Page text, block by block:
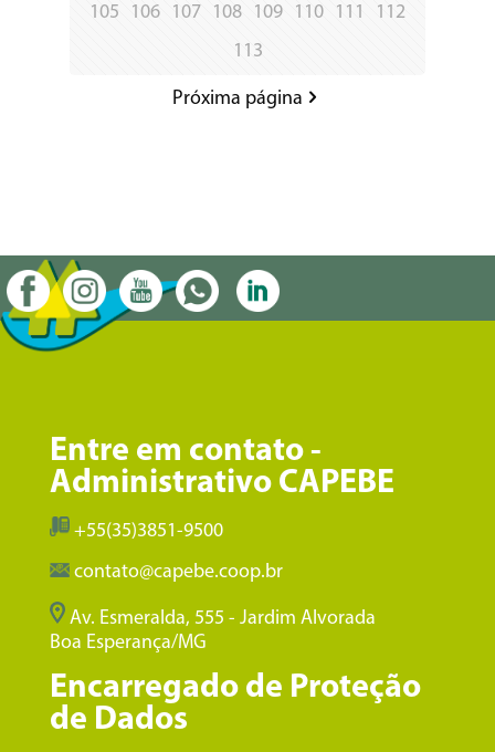
105
106 107 108 109 110 111
112
113
Próxima página
Entre em contato -
Administrativo CAPEBE
+55(35)3851-9500
contato@capebe.coop.br
Av. Esmeralda, 555 - Jardim Alvorada
Boa Esperança/MG
Encarregado de Proteção
de Dados